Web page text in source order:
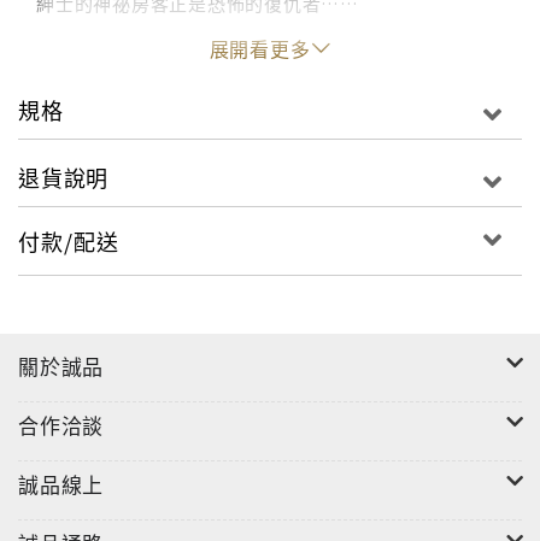
女房東意識到紙究竟是包不住火的，
她彎腰一摸，
手指上沾了鮮血。
迎，一九二三年被改編成極為轟動的舞台劇；隨後在一
九二六年、一九四四年和一九五三年，這部小說三次被
作品而聲名大噪，成為大西洋兩岸矚目的新秀。在推理
克拉福與昆恩合訂的《偵探／犯罪／解謎小說的決定版
一， 並點明它是歷史上「心理懸疑小說」的奠基者。今
展開看更多
規格
退貨說明
付款/配送
關於誠品
合作洽談
誠品線上